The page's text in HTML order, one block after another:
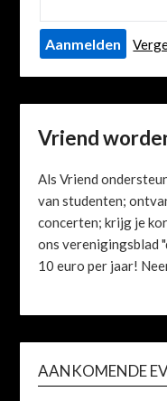
Vriend
Als Vriend
van studenten;
concerten; krijg je
ons verenigingsblad
10 euro per jaar!
AANKOMENDE